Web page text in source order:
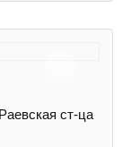
ст-ца